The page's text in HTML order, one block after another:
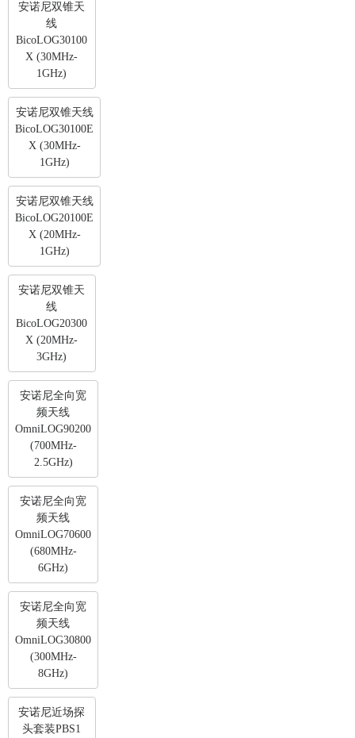
安诺尼双锥天
线
BicoLOG30100
X (30MHz-
1GHz)
安诺尼双锥天线
BicoLOG30100E
X (30MHz-
1GHz)
安诺尼双锥天线
BicoLOG20100E
X (20MHz-
1GHz)
安诺尼双锥天
线
BicoLOG20300
X (20MHz-
3GHz)
安诺尼全向宽
频天线
OmniLOG90200
(700MHz-
2.5GHz)
安诺尼全向宽
频天线
OmniLOG70600
(680MHz-
6GHz)
安诺尼全向宽
频天线
OmniLOG30800
(300MHz-
8GHz)
安诺尼近场探
头套装PBS1